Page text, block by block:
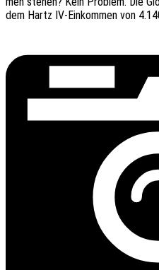
dem Hartz IV-Einkom­­men von